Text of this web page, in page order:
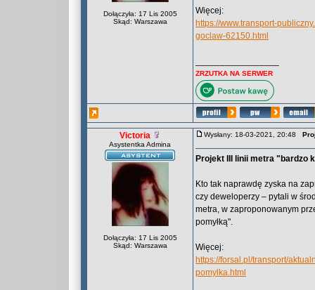
Dołączyła: 17 Lis 2005
Skąd: Warszawa
Więcej:
https://www.transport-
goclaw-62150.html
ZRZUTKA NA SERWER
Victoria
Asystentka Admina
Dołączyła: 17 Lis 2005
Skąd: Warszawa
Wysłany: 18-03-2021, 20:48
Projekt III linii metra "bardzo
Kto tak naprawdę zyska na
czy deweloperzy – pytali w
metra, w zaproponowanym
pomyłką".
Więcej:
https://forsal.pl/transport/
pomylka.html